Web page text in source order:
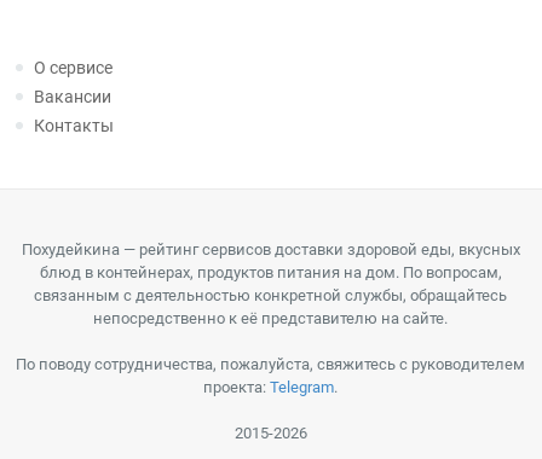
О сервисе
Вакансии
Контакты
Похудейкина — рейтинг сервисов доставки здоровой еды, вкусных
блюд в контейнерах, продуктов питания на дом. По вопросам,
связанным с деятельностью конкретной службы, обращайтесь
непосредственно к её представителю на сайте.
По поводу сотрудничества, пожалуйста, свяжитесь с руководителем
проекта:Telegram.
2015-2026